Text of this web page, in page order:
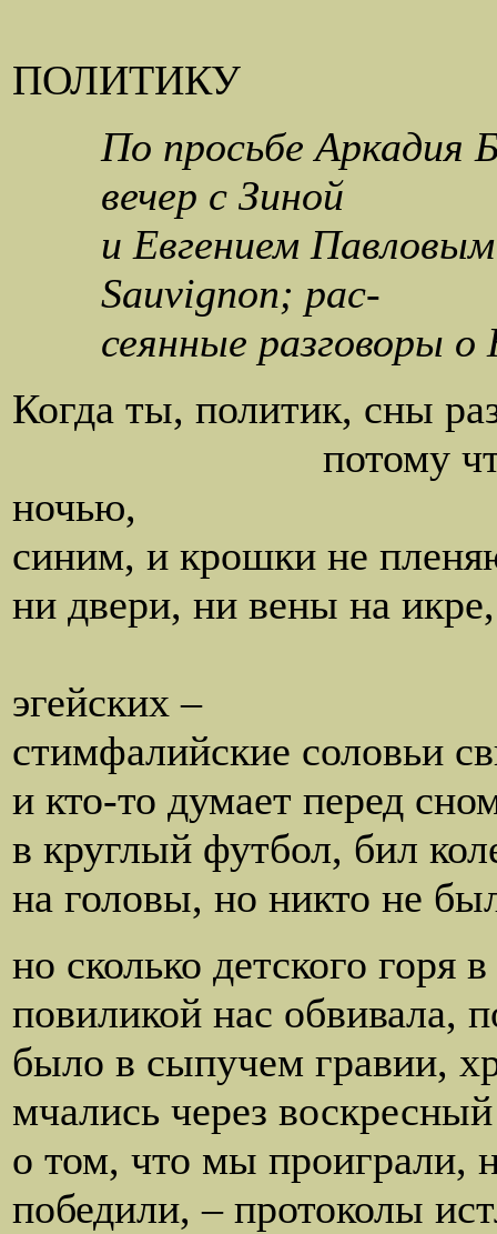
ПОЛИТИКУ
По просьбе Аркадия
вечер с Зиной
и Евгением
Sauvignon; рас-
сеянные разговоры о
Когда ты, политик, сны
потому что
ночью,
синим, и крошки не
ни двери, ни вены на
эгейских –
стимфалийские соловьи
и кто-то думает перед
в круглый футбол, бил
на головы, но никто не
но сколько детского горя
повиликой нас обвивала,
было в сыпучем гравии,
мчались через
о том, что мы проиграли,
победили, – протоколы